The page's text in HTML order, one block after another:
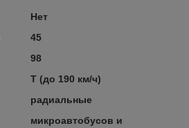
Нет
45
98
T (до 190 км/ч)
радиальные
микроавтобусов и